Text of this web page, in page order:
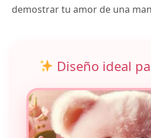
demostrar tu amor de una
Diseño ideal